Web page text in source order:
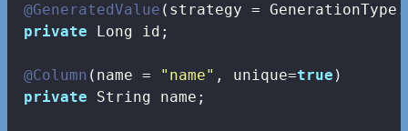
@GeneratedValue (strategy =
private Long id;
@Column (name = "name" , unique=true )
private String name;